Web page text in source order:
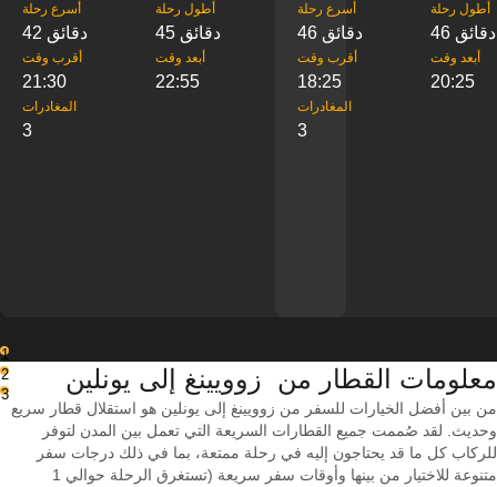
‎أسرع رحلة
42 دقائق
‎أطول رحلة
45 دقائق
‎أقرب وقت
21:30
‎أبعد وقت
22:55
‎المغادرات
3
‎أسرع رحلة
46 دقائق
‎أطول رحلة
46 دقائق
‎أقرب وقت
18:25
‎أبعد وقت
20:25
‎المغادرات
3
1
2
3
معلومات القطار من ‎ زوويينغ إلى ‎يونلين
من بين أفضل الخيارات للسفر من زوويينغ إلى يونلين هو استقلال قطار سريع
وحديث. لقد صُممت جميع القطارات السريعة التي تعمل بين المدن لتوفر
للركاب كل ما قد يحتاجون إليه في رحلة ممتعة، بما في ذلك درجات سفر
متنوعة للاختيار من بينها وأوقات سفر سريعة (تستغرق الرحلة حوالي 1